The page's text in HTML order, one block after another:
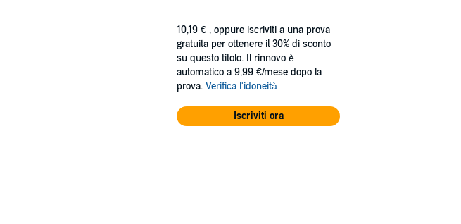
10,19 € , oppure iscriviti a una prova
gratuita per ottenere il 30% di sconto
su questo titolo. Il rinnovo è
automatico a 9,99 €/mese dopo la
prova. Verifica l'idoneità
Iscriviti ora